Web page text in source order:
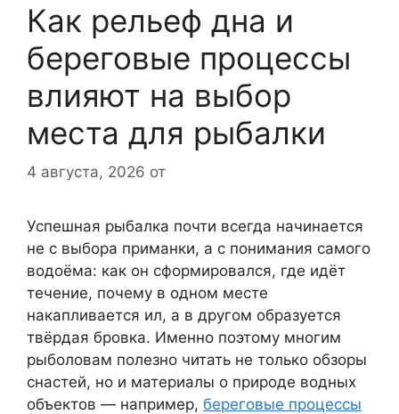
Как рельеф дна и
береговые процессы
влияют на выбор
места для рыбалки
4 августа, 2026 от
Успешная рыбалка почти всегда начинается
не с выбора приманки, а с понимания самого
водоёма: как он сформировался, где идёт
течение, почему в одном месте
накапливается ил, а в другом образуется
твёрдая бровка. Именно поэтому многим
рыболовам полезно читать не только обзоры
снастей, но и материалы о природе водных
объектов — например, береговые процессы